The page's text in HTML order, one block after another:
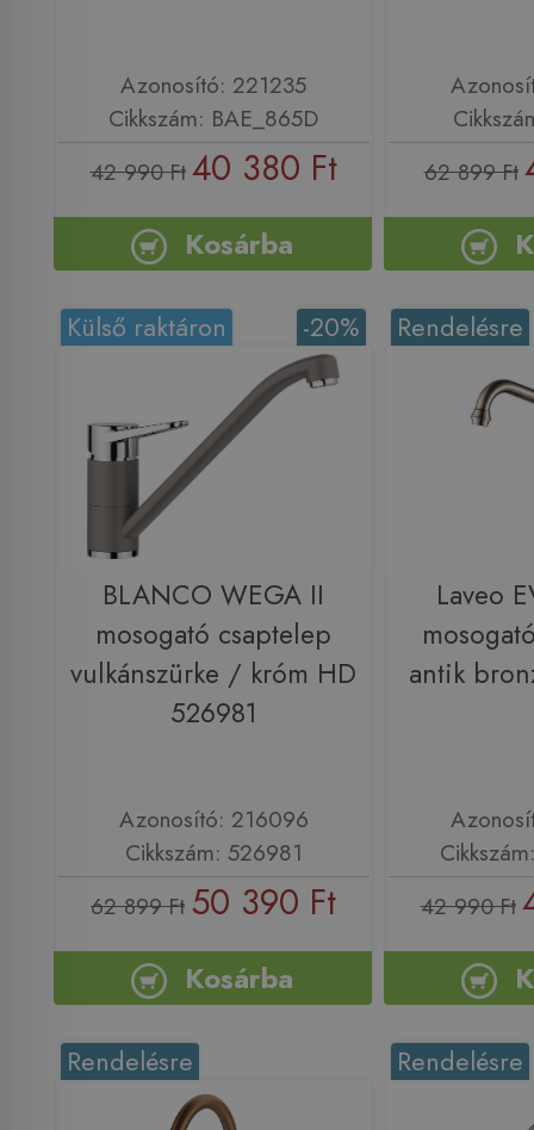
Azonosító: 221235
Cikkszám: BAE_865D
42 990 Ft 40 380 Ft
Kosárba
62 899 Ft
-20%
Külső raktáron
BLANCO WEGA II
mosogató csaptelep
vulkánszürke / króm HD
526981
Azonosító: 216096
Cikkszám: 526981
62 899 Ft 50 390 Ft
Kosárba
Rendelésre
Laveo
antik
42 990 Ft
Rendelésre Rendelésre